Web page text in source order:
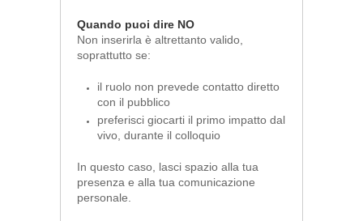
Quando puoi dire NO
Non inserirla è altrettanto valido,
soprattutto se:
il ruolo non prevede contatto diretto
con il pubblico
preferisci giocarti il primo impatto dal
vivo, durante il colloquio
In questo caso, lasci spazio alla tua
presenza e alla tua comunicazione
personale.